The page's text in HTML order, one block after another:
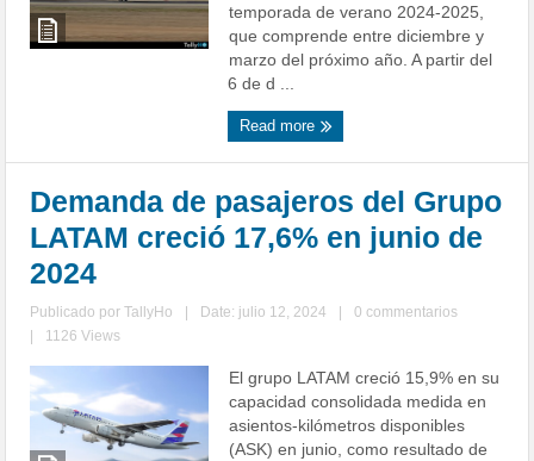
temporada de verano 2024-2025,
que comprende entre diciembre y
marzo del próximo año. A partir del
6 de d ...
Read more
Demanda de pasajeros del Grupo
LATAM creció 17,6% en junio de
2024
Publicado porTallyHo Date: julio 12, 2024
0 commentarios
1126 Views
El grupo LATAM creció 15,9% en su
capacidad consolidada medida en
asientos-kilómetros disponibles
(ASK) en junio, como resultado de